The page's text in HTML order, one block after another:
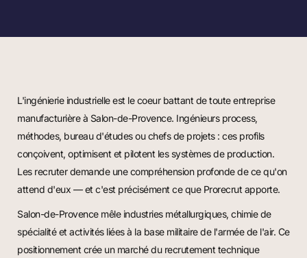
L'ingénierie industrielle est le coeur battant de toute entreprise
manufacturière à Salon-de-Provence. Ingénieurs process,
méthodes, bureau d'études ou chefs de projets : ces profils
conçoivent, optimisent et pilotent les systèmes de production.
Les recruter demande une compréhension profonde de ce qu'on
attend d'eux — et c'est précisément ce que Prorecrut apporte.
Salon-de-Provence mêle industries métallurgiques, chimie de
spécialité et activités liées à la base militaire de l'armée de l'air. Ce
positionnement crée un marché du recrutement technique